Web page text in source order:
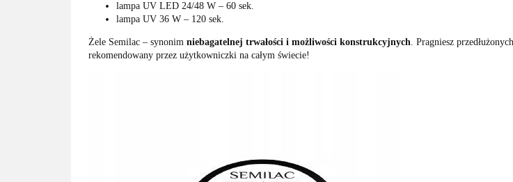
lampa UV LED 24/48 W – 60 sek.
lampa UV 36 W – 120 sek.
Żele Semilac – synonim niebagatelnej trwałości i możliwości konstrukcyjnych. Pragniesz
rekomendowany przez użytkowniczki na całym świecie!